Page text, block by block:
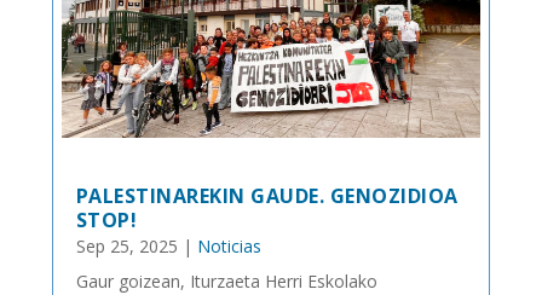
PALESTINAREKIN GAUDE. GENOZIDIOA
STOP!
Sep 25, 2025 | Noticias
Gaur goizean, Iturzaeta Herri Eskolako